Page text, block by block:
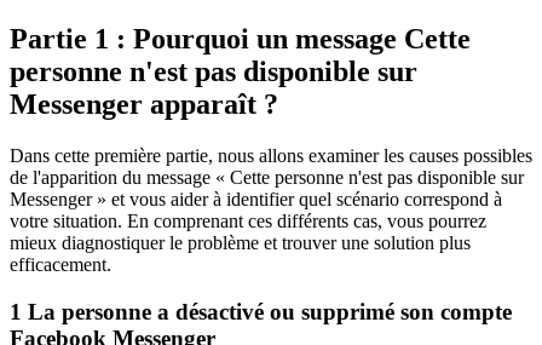
Partie 1 : Pourquoi un message Cette
personne n'est pas disponible sur
Messenger apparaît ?
Dans cette première partie, nous allons examiner les causes possibles
de l'apparition du message « Cette personne n'est pas disponible sur
Messenger » et vous aider à identifier quel scénario correspond à
votre situation. En comprenant ces différents cas, vous pourrez
mieux diagnostiquer le problème et trouver une solution plus
efficacement.
1 La personne a désactivé ou supprimé son compte
Facebook Messenger